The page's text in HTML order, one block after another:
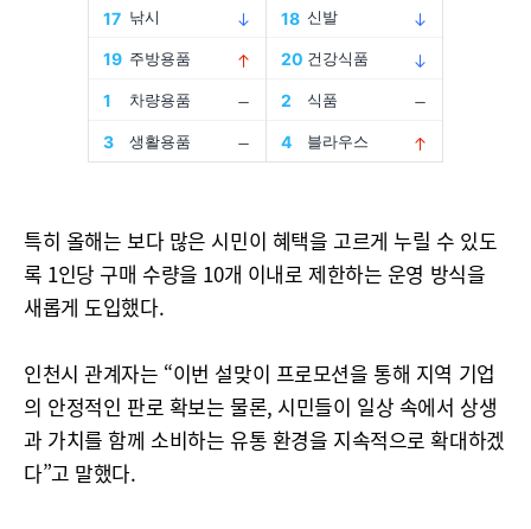
특히 올해는 보다 많은 시민이 혜택을 고르게 누릴 수 있도
록 1인당 구매 수량을 10개 이내로 제한하는 운영 방식을
새롭게 도입했다.
인천시 관계자는 “이번 설맞이 프로모션을 통해 지역 기업
의 안정적인 판로 확보는 물론, 시민들이 일상 속에서 상생
과 가치를 함께 소비하는 유통 환경을 지속적으로 확대하겠
다”고 말했다.